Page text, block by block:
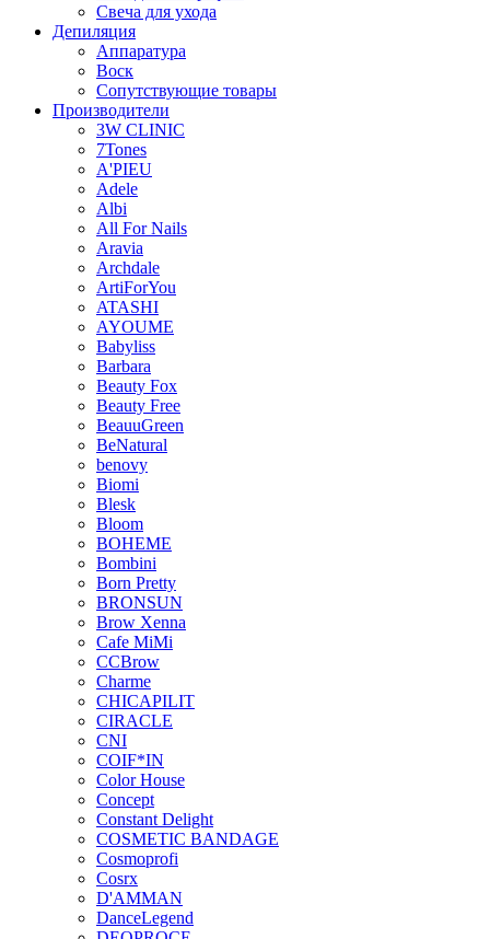
Свеча для ухода
Депиляция
Аппаратура
Воск
Сопутствующие товары
Производители
3W CLINIC
7Tones
A'PIEU
Adele
Albi
All For Nails
Aravia
Archdale
ArtiForYou
ATASHI
AYOUME
Babyliss
Barbara
Beauty Fox
Beauty Free
BeauuGreen
BeNatural
benovy
Biomi
Blesk
Bloom
BOHEME
Bombini
Born Pretty
BRONSUN
Brow Xenna
Cafe MiMi
CCBrow
Charme
CHICAPILIT
CIRACLE
CNI
COIF*IN
Color House
Concept
Constant Delight
COSMETIC BANDAGE
Cosmoprofi
Cosrx
D'AMMAN
DanceLegend